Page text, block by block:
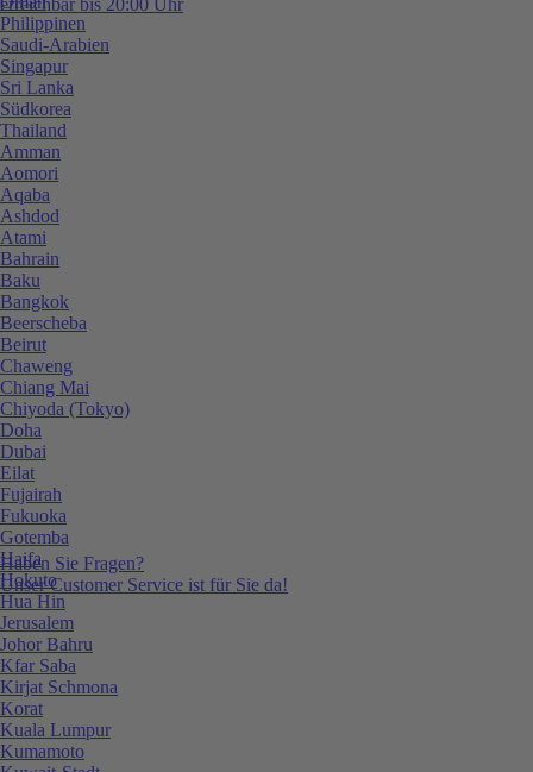
erreichbar bis 20:00 Uhr
Haben Sie Fragen?
Unser Customer Service ist für Sie da!
Philippinen
Saudi-Arabien
Singapur
Sri Lanka
Südkorea
Thailand
Amman
Aomori
Aqaba
Ashdod
Atami
Bahrain
Baku
Bangkok
Beerscheba
Beirut
Chaweng
Chiang Mai
Chiyoda (Tokyo)
Doha
Dubai
Eilat
Fujairah
Fukuoka
Gotemba
Haifa
Hokuto
Hua Hin
Jerusalem
Johor Bahru
Kfar Saba
Kirjat Schmona
Korat
Kuala Lumpur
Kumamoto